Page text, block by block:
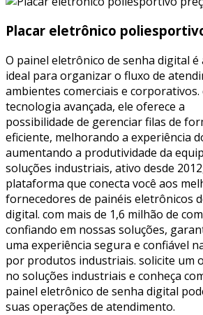
Placar eletrônico
O painel eletrônico de senha digital é
ideal para organizar o fluxo de
ambientes comerciais e corporativos.
tecnologia avançada, ele oferece a
possibilidade de gerenciar filas de
eficiente, melhorando a experiência
aumentando a produtividade da
soluções industriais, ativo desde
plataforma que conecta você aos
fornecedores de painéis eletrônicos
digital. com mais de 1,6 milhão de
confiando em nossas soluções,
uma experiência segura e confiável
por produtos industriais. solicite um
no soluções industriais e conheça
painel eletrônico de senha digital
suas operações de atendimento.